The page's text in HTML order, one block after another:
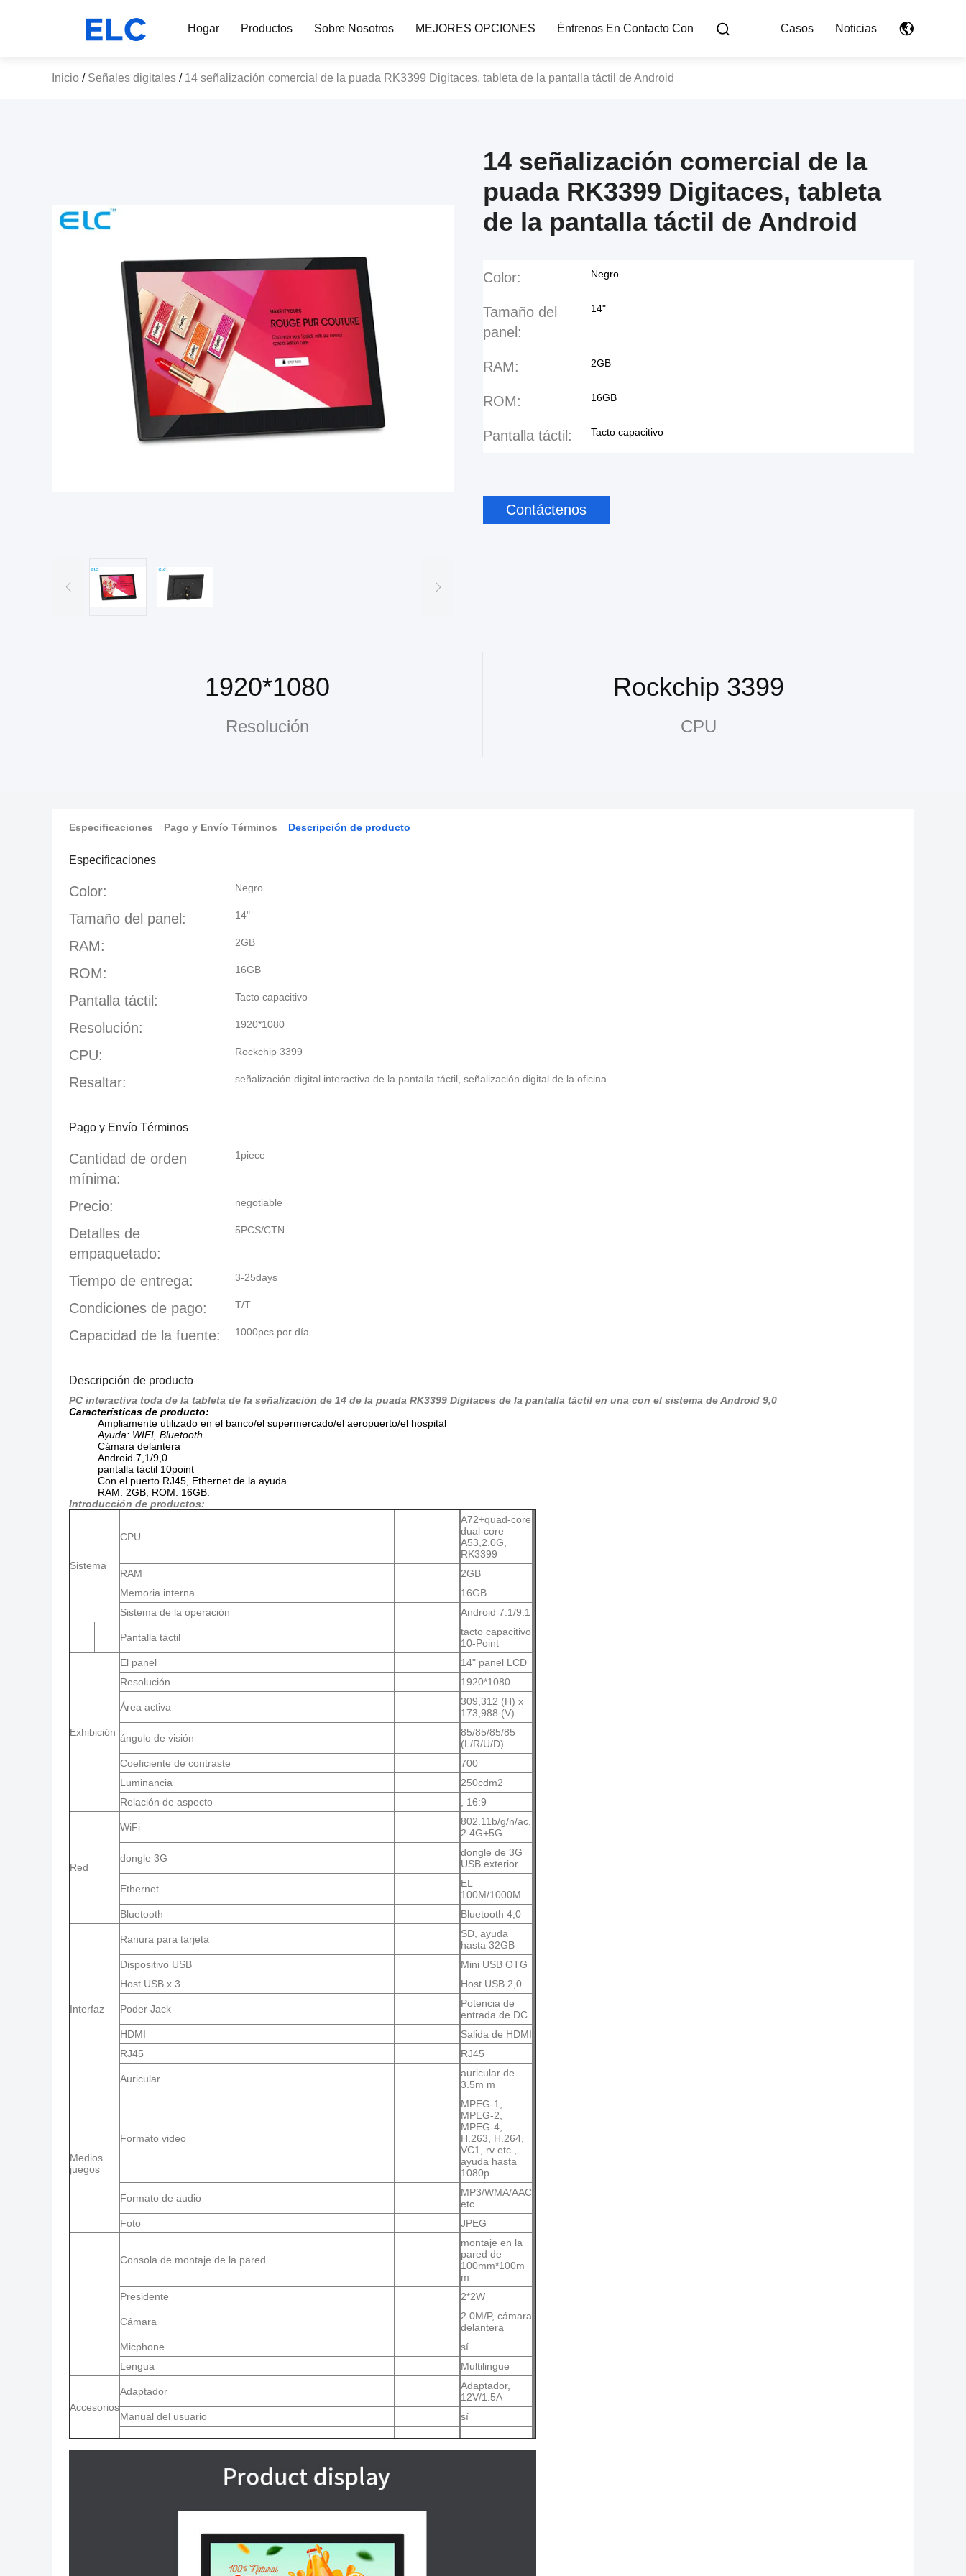
Hogar Productos Sobre Nosotros MEJORES OPCIONES Éntrenos En Contacto Con Casos Noticias
Inicio / Señales digitales / 14 señalización comercial de la puada RK3399 Digitaces, tableta de la pantalla táctil de Android
14 señalización comercial de la
puada RK3399 Digitaces, tableta
de la pantalla táctil de Android
Color: Negro
Tamaño del
panel:
14"
RAM: 2GB
ROM: 16GB
Pantalla táctil: Tacto capacitivo
Contáctenos
1920*1080
Resolución
Rockchip 3399
CPU
Especificaciones Pago y Envío Términos Descripción de producto
Especificaciones
Color: Negro
Tamaño del panel: 14"
RAM: 2GB
ROM: 16GB
Pantalla táctil: Tacto capacitivo
Resolución: 1920*1080
CPU: Rockchip 3399
Resaltar: señalización digital interactiva de la pantalla táctil señalización digital de la oficina
Pago y Envío Términos
Cantidad de orden
mínima:
1piece
Precio: negotiable
Detalles de
empaquetado:
5PCS/CTN
Tiempo de entrega: 3-25days
Condiciones de pago: T/T
Capacidad de la fuente: 1000pcs por día
Descripción de producto
PC interactiva toda de la tableta de la señalización de 14 de la puada RK3399 Digitaces de la pantalla táctil en una con el sistema de Android 9,0
Características de producto:
Ampliamente utilizado en el banco/el supermercado/el aeropuerto/el hospital
Ayuda: WIFI, Bluetooth
Cámara delantera
Android 7,1/9,0
pantalla táctil 10point
Con el puerto RJ45, Ethernet de la ayuda
RAM: 2GB, ROM: 16GB.
Introducción de productos:
Sistema
CPU
A72+quad-core
dual-core
A53,2.0G,
RK3399
RAM
2GB
Memoria interna
16GB
Sistema de la operación
Android 7.1/9.1
Pantalla táctil
tacto capacitivo
10-Point
Exhibición
El panel
14" panel LCD
Resolución
1920*1080
Área activa
309,312 (H) x
173,988 (V)
ángulo de visión
85/85/85/85
(L/R/U/D)
Coeficiente de contraste
700
Luminancia
250cdm2
Relación de aspecto
, 16:9
Red
WiFi
802.11b/g/n/ac,
2.4G+5G
dongle 3G
dongle de 3G
USB exterior.
Ethernet
EL
100M/1000M
Bluetooth
Bluetooth 4,0
Interfaz
Ranura para tarjeta
SD, ayuda
hasta 32GB
Dispositivo USB
Mini USB OTG
Host USB x 3
Host USB 2,0
Poder Jack
Potencia de
entrada de DC
HDMI
Salida de HDMI
RJ45
RJ45
Auricular
auricular de
3.5m m
Medios
juegos
Formato video
MPEG-1,
MPEG-2,
MPEG-4,
H.263, H.264,
VC1, rv etc.,
ayuda hasta
1080p
Formato de audio
MP3/WMA/AAC
etc.
Foto
JPEG
Consola de montaje de la pared
montaje en la
pared de
100mm*100m
m
Presidente
2*2W
Cámara
2.0M/P, cámara
delantera
Micphone
sí
Lengua
Multilingue
Accesorios
Adaptador
Adaptador,
12V/1.5A
Manual del usuario
sí